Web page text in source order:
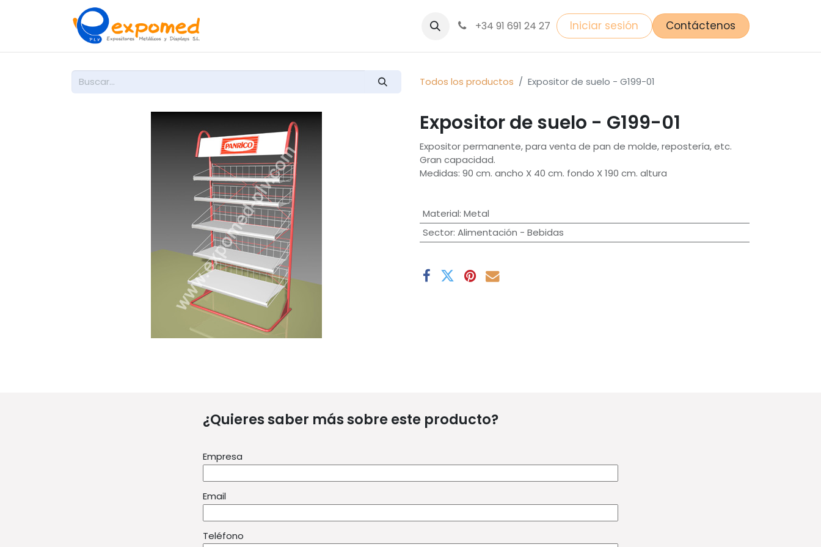
+34 91 691 24 27 Iniciar sesión Contáctenos
Todos los productos Expositor de suelo - G199-01
Expositor de suelo - G199-01
Expositor permanente, para venta de pan de molde, repostería, etc.
Gran capacidad.
Medidas: 90 cm. ancho X 40 cm. fondo X 190 cm. altura
Material: Metal
Sector: Alimentación - Bebidas
¿Quieres saber más sobre este producto?
Empresa
Email
Teléfono